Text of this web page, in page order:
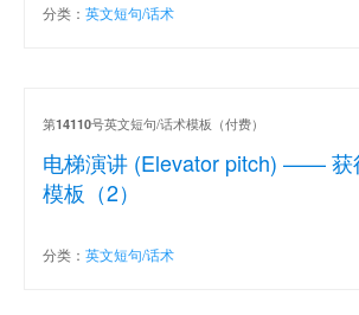
分类： 英文短句/话术
电梯演讲 (Elevator pitch) —— 获
模板（2）
第14110号英文短句/话术模板（付费）
分类： 英文短句/话术